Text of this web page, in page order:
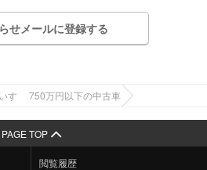
せメールに登録する
いすゞ 750万円以下の中古車
PAGE TOP
閲覧履歴